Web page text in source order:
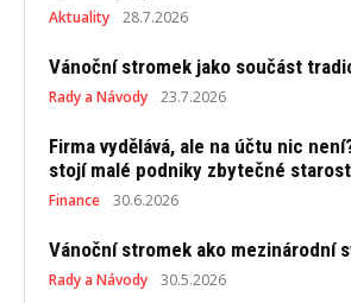
Aktuality 28.7.2026
Vánoční stromek jako součást
Rady a Návody 23.7.2026
Firma vydělává, ale na účtu nic
stojí malé podniky zbytečné
Finance 30.6.2026
Vánoční stromek ako mezinárodní
Rady a Návody 30.5.2026